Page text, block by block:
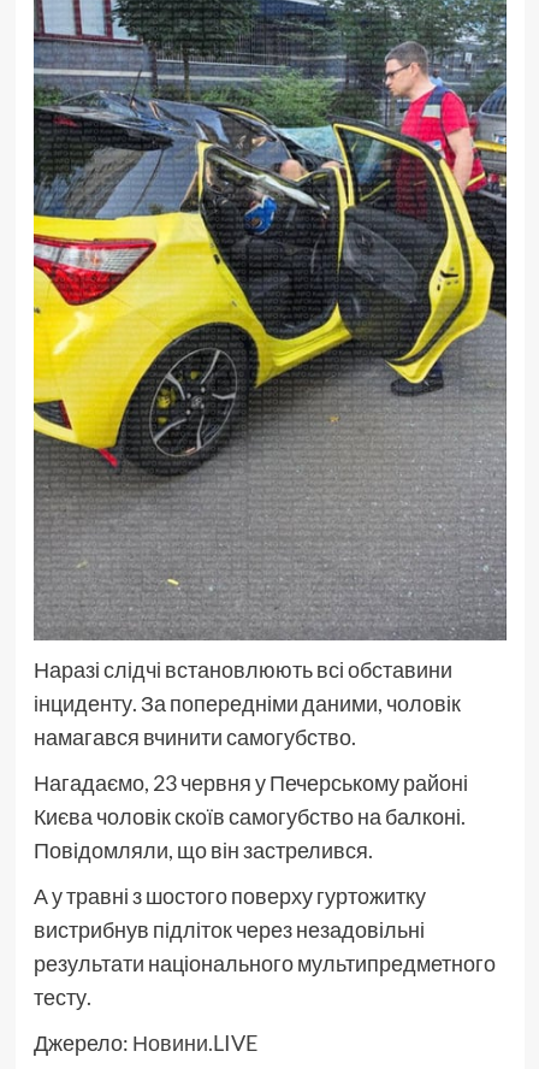
Наразі слідчі встановлюють всі обставини
інциденту. За попередніми даними, чоловік
намагався вчинити самогубство.
Нагадаємо, 23 червня у Печерському районі
Києва чоловік скоїв самогубство на балконі.
Повідомляли, що він застрелився.
А у травні з шостого поверху гуртожитку
вистрибнув підліток через незадовільні
результати національного мультипредметного
тесту.
Джерело: Новини.LIVE